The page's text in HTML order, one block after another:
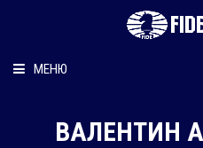
МЕНЮ
ВАЛЕНТИН